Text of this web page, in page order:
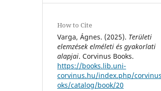
How to Cite
Varga, Ágnes. (2025). Területi
elemzések elméleti és gyakorlati
alapjai. Corvinus Books.
https://books.lib.uni-
corvinus.hu/index.php/
oks/catalog/book/20